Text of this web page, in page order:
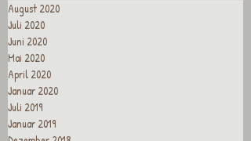
August 2020
Juli 2020
Juni 2020
Mai 2020
April 2020
Januar 2020
Juli 2019
Januar 2019